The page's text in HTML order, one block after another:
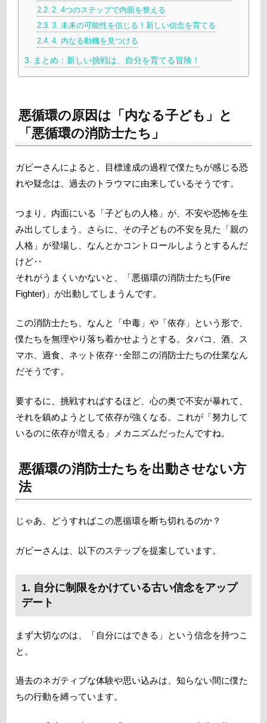
2. 4つのステップで内面を整える
3. 未来の可能性を信じる！新しい信念を育てる
4. 内なる動機を見つける
まとめ：新しい挑戦は、自分を育てる冒険！
悪循環の原因は「内なる子ども」と
「悪循環の消防士たち」
ガビーさんによると、目標達成の過程で僕たちが感じる恐
れや疑念は、過去のトラウマに由来しているそうです。
つまり、内面にいる「子どもの人格」が、不安や恐怖を生
み出してしまう。さらに、その子どもの不安を見た「親の
人格」が登場し、なんとかコントロールしようとするんだ
けど‥
それがうまくいかないと、「悪循環の消防士たち(Fire
Fighter)」が出動してしまうんです。
この消防士たち、なんと「中毒」や「依存」という形で、
僕たちを無理やり落ち着かせようとする。タバコ、酒、ス
マホ、過食、ネット依存‥全部この消防士たちの仕業なん
だそうです。
要するに、挑戦すればするほど、心の奥で不安が暴れて、
それを鎮めようとして依存が強くなる。これが「努力して
いるのに依存が増える」メカニズムだったんですね。
悪循環の消防士たちを出動させない方
法
じゃあ、どうすればこの悪循環を断ち切れるのか？
ガビーさんは、以下のステップを提案しています。
1. 自分に制限をかけている古い信念をアップ
デート
まず大切なのは、「自分にはできる」という信念を持つこ
と。
過去のネガティブな体験や思い込みは、知らない間に僕た
ちの行動を縛っています。